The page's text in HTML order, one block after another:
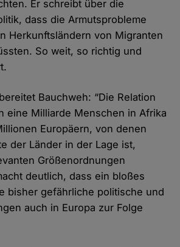
Er schreibt über die
dass die Armutsprobleme
Herkunftsländern von Migranten
So weit, so richtig und
Bauchweh: “Die Relation
eine Milliarde Menschen in Afrika
Europäern, von denen
der Länder in der Lage ist,
Größenordnungen
deutlich, dass ein bloßes
bisher gefährliche politische und
auch in Europa zur Folge